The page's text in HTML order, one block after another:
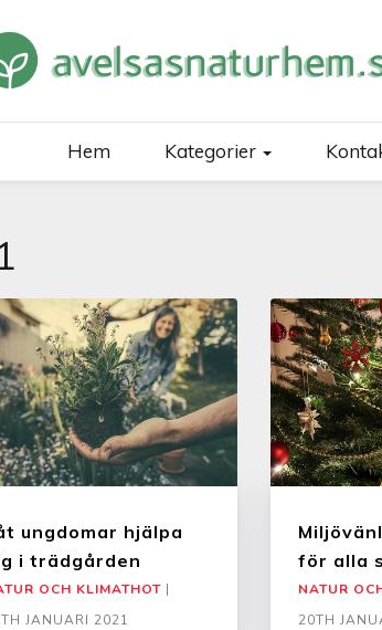
Hem Kategorier
ungdomar hjälpa
i trädgården
OCH KLIMATHOT |
JANUARI 2021
för alla
NATUR
20TH